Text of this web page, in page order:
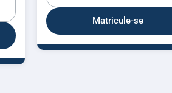
Matricule-se